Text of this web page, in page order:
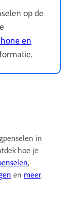
op de
en
in
hoe je
,
en meer.